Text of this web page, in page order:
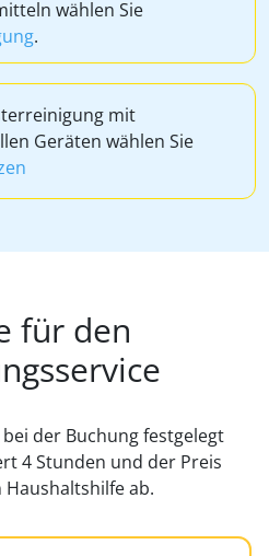
wählen Sie
.
mit
Geräten wählen Sie
für den
der Buchung festgelegt
4 Stunden und der Preis
ab.